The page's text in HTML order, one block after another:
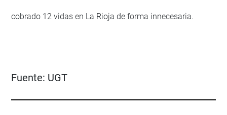
cobrado 12 vidas en La Rioja de forma innecesaria.
Fuente: UGT